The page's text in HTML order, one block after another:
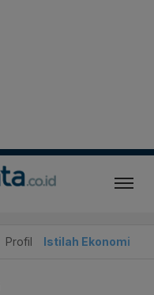
Profil Istilah Ekonomi